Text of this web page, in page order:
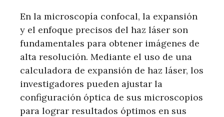
En la microscopía confocal, la expansión
y el enfoque precisos del haz láser son
fundamentales para obtener imágenes de
alta resolución. Mediante el uso de una
calculadora de expansión de haz láser, los
investigadores pueden ajustar la
configuración óptica de sus microscopios
para lograr resultados óptimos en sus